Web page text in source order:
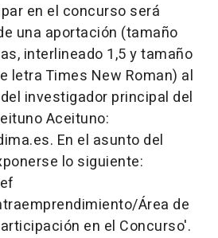
en el concurso será
una aportación (tamaño
interlineado 1,5 y tamaño
letra Times New Roman) al
investigador principal del
Aceituno:
En el asunto del
lo siguiente:
Área de
en el Concurso'.